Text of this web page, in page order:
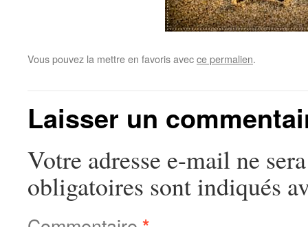
Vous pouvez la mettre en favoris avecce permalien.
Laisser un
Votre adresse e-mail ne
obligatoires sont indiqués